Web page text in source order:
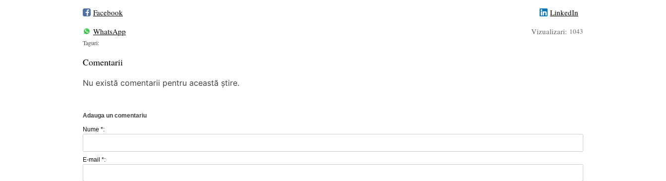
Facebook
LinkedIn
WhatsApp
Vizualizari: 1043
Taguri:
Comentarii
Nu există comentarii pentru această știre.
Adauga un comentariu
Nume *:
E-mail *: